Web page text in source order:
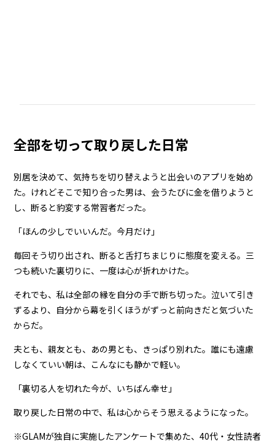
全部を切って取り戻した日常
別居を決めて、気持ちを切り替えようと出会いのアプリを始め
た。けれどそこで知り合った男は、会うたびに金を借りようと
し、断ると豹変する常習者だった。
「ほんの少しでいいんだ。今月だけ」
毎回そう切り出され、断ると舌打ちまじりに態度を変える。三
つも続いた裏切りに、一度は心が折れかけた。
それでも、私は全部の縁を自分の手で断ち切った。泣いて引き
ずるより、自分から幕を引くほうがずっと前向きだと気づいた
からだ。
夫とも、親友とも、あの男とも、きっぱり別れた。誰にも遠慮
しなくていい朝は、こんなにも静かで軽い。
「裏切る人を切れた今が、いちばん幸せ」
取り戻した日常の中で、私は心からそう思えるようになった。
※GLAMが独自に実施したアンケートで集めた、40代・女性読者